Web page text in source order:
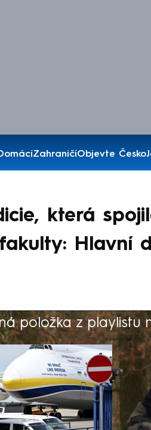
ZahraničíObjevte Česko
která
Hlavní
položka z playlistu